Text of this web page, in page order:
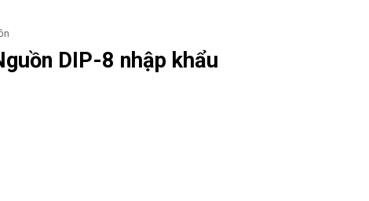
DIP-8 nhập khẩu